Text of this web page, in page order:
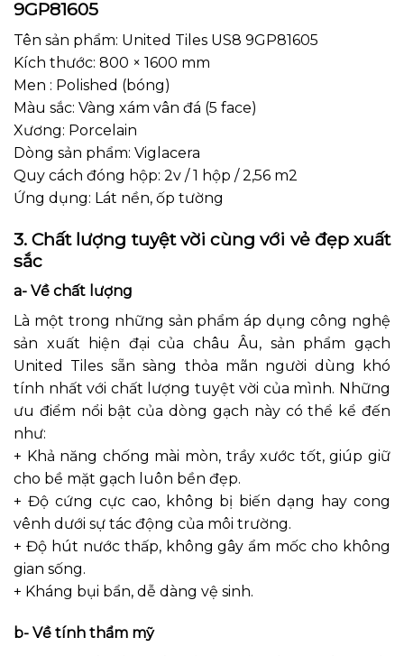
9GP81605
Tên sản phẩm: United Tiles US8 9GP81605
Kích thước: 800 × 1600 mm
Men : Polished (bóng)
Màu sắc: Vàng xám vân đá (5 face)
Xương: Porcelain
Dòng sản phẩm: Viglacera
Quy cách đóng hộp: 2v / 1 hộp / 2,56 m2
Ứng dụng: Lát nền, ốp tường
3. Chất lượng tuyệt vời cùng với vẻ đẹp xuất
sắc
a- Về chất lượng
Là một trong những sản phẩm áp dụng công nghệ
sản xuất hiện đại của châu Âu, sản phẩm gạch
United Tiles sẵn sàng thỏa mãn người dùng khó
tính nhất với chất lượng tuyệt vời của mình. Những
ưu điểm nổi bật của dòng gạch này có thể kể đến
như:
+ Khả năng chống mài mòn, trầy xước tốt, giúp giữ
cho bề mặt gạch luôn bền đẹp.
+ Độ cứng cực cao, không bị biến dạng hay cong
vênh dưới sự tác động của môi trường.
+ Độ hút nước thấp, không gây ẩm mốc cho không
gian sống.
+ Kháng bụi bẩn, dễ dàng vệ sinh.
b- Về tính thẩm mỹ